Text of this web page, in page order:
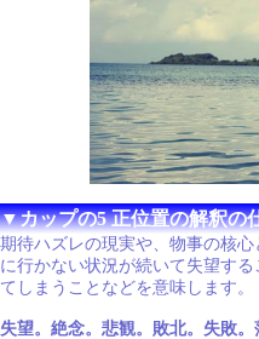
▼カップの5 正位置の解釈の
期待ハズレの現実や、物事の核
に行かない状況が続いて失望す
てしまうことなどを意味します。
失望。絶念。悲観。敗北。失敗